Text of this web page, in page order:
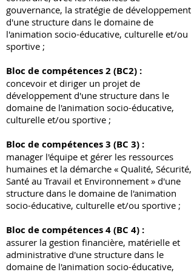
structure dans le domaine de l'animation
socio-éducative, culturelle et/ou sportive ;
Bloc de compétences 2 (BC2)
diriger un projet de développement d'une
structure dans le domaine de l'animation
socio-éducative, culturelle et/ou sportive ;
Bloc de compétences 3 (BC 3): manager
l'équipe et gérer les ressources humaines
et la démarche « Qualité, Sécurité, Santé au
dans le domaine de l'animation socio-
éducative, culturelle et/ou sportive ;
Bloc de compétences 4 (BC 4): assurer la
gestion financière, matérielle et
administrative d'une structure dans le
culturelle et/ou sportive.
gouvernance, la stratégie de développement
d'une structure dans le domaine de
l'animation socio-éducative, culturelle et/ou
sportive ;​
Bloc de compétences 2 (BC2) :
concevoir et diriger un projet de
développement d'une structure dans le
domaine de l'animation socio-éducative,
culturelle et/ou sportive ;​
Bloc de compétences 3 (BC 3) :
manager l'équipe et gérer les ressources
humaines et la démarche « Qualité, Sécurité,
Santé au Travail et Environnement » d'une
structure dans le domaine de l'animation
socio-éducative, culturelle et/ou sportive ;​
Bloc de compétences 4 (BC 4) :
assurer la gestion financière, matérielle et
administrative d'une structure dans le
domaine de l'animation socio-éducative,